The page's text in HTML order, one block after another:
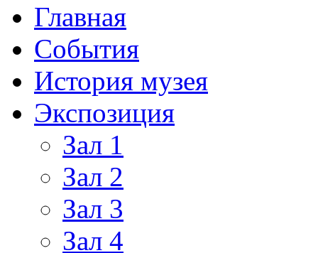
Главная
События
История музея
Экспозиция
Зал 1
Зал 2
Зал 3
Зал 4